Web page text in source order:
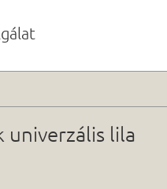
univerzális lila